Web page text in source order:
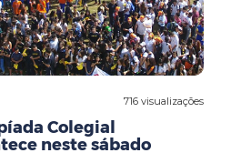
716 visualizações
Colegial
neste sábado